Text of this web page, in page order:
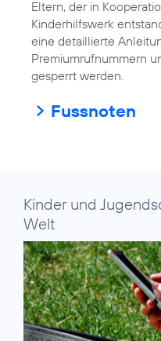
Eltern, der in
Kinderhilfswerk
eine detaillierte
Premiumrufnummern
gesperrt werden.
Fussnoten
Kinder und
Welt